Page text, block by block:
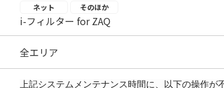
ネット そのほか
i-フィルター for ZAQ
全エリア
上記システムメンテナンス時間に、以下の操作が